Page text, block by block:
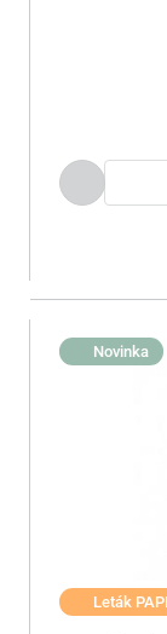
Novinka
Leták